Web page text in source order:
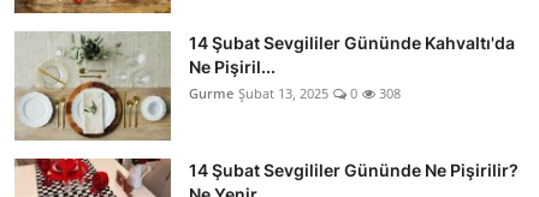
14 Şubat Sevgililer Gününde Kahvaltı'da
Ne Pişiril...
Gurme Şubat 13, 2025 0 308
14 Şubat Sevgililer Gününde Ne Pişirilir?